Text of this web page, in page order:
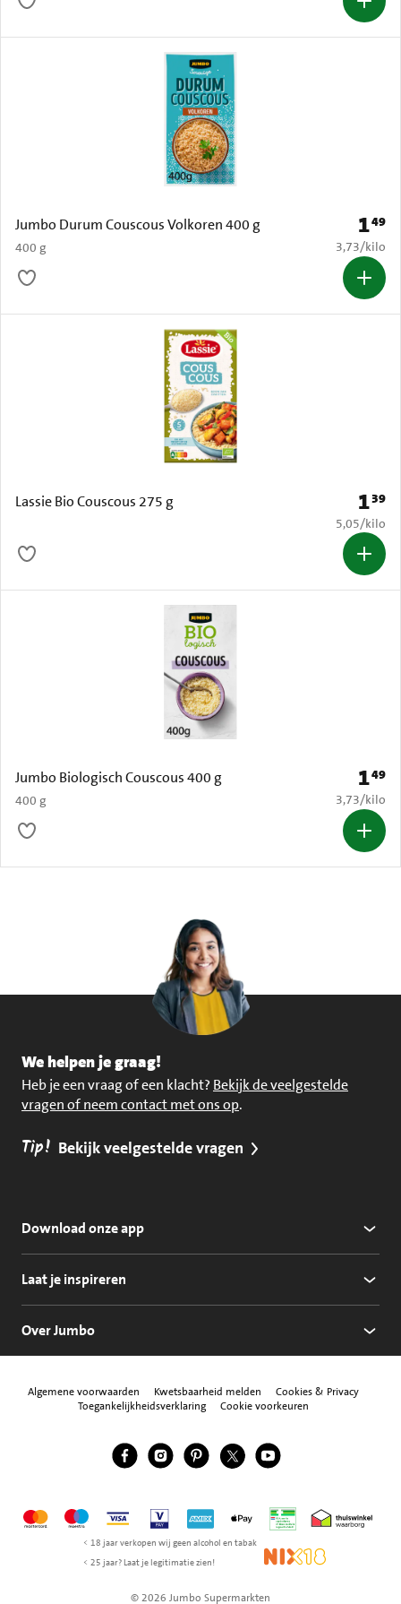
Jumbo Durum Couscous Volkoren 400 g
400 g
Prijs:
149
€ 3,73 per
3,73/kilo
Lassie Bio Couscous 275 g Prijs:
139
€ 5,05 per
5,05/kilo
Jumbo Biologisch Couscous 400 g
400 g
Prijs:
149
€ 3,73 per
3,73/kilo
We helpen je graag!
Heb je een vraag of een klacht? Bekijk de veelgestelde
vragen of neem contact met ons op.
Tip! Bekijk veelgestelde vragen
Download onze app
Laat je inspireren
Over Jumbo
Algemene voorwaarden Kwetsbaarheid melden
Cookies & Privacy
Toegankelijkheidsverklaring
Cookie voorkeuren
Volg ons
Jumbo Facebook
Jumbo Instagram
Jumbo Pinterest
Jumbo Twitter
Jumbo YouTube
MastercardMaestroVisa Vpay American Express
Apple Pay Thuiswinkel
< 18 jaar verkopen wij geen alcohol en tabak
< 25 jaar? Laat je legitimatie zien!
NIX18
© 2026 Jumbo Supermarkten